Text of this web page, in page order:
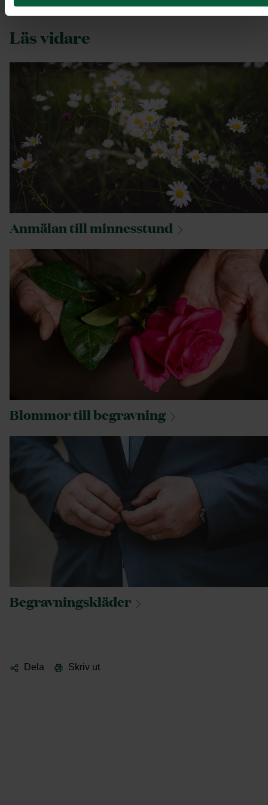
Läs vidare
Anmälan tillminnesstund
Blommor tillbegravning
Begravningskläder
Dela Skriv ut